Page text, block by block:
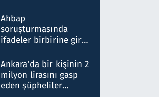
nitelikte olduğunu
belirtti
Ahbap
soruşturmasında
ifadeler birbirine girdi:
ifadelerinden ortaya
çıkan tablo şok etti
Ankara'da bir kişinin 2
milyon lirasını gasp
eden şüpheliler